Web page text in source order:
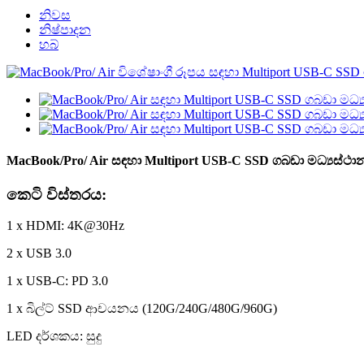
නිවස
නිෂ්පාදන
හබ්
MacBook/Pro/ Air සඳහා Multiport USB-C SSD ගබඩා
කෙටි විස්තරය:
1 x HDMI: 4K@30Hz
2 x USB 3.0
1 x USB-C: PD 3.0
1 x බිල්ට් SSD ආචයනය (120G/240G/480G/960G)
LED දර්ශකය: සුදු